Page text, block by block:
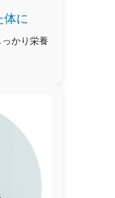
体に
かり栄養